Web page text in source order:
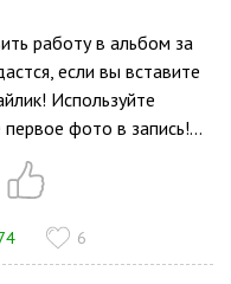
работу в альбом за
если вы вставите
Используйте
первое фото в запись!...
6